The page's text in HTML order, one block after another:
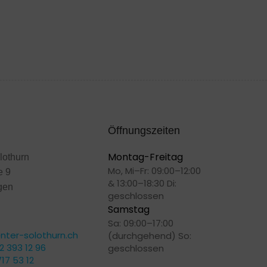
9
solothurn.ch
393 12 96
53 12
Öffnungszeiten
Montag-Freitag
Mo, Mi–Fr: 09:00–12:00
& 13:00–18:30 Di:
geschlossen
Samstag
Sa: 09:00–17:00
(durchgehend) So:
geschlossen